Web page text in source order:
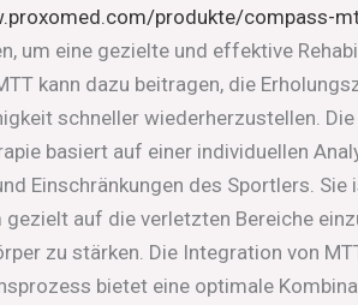
produkte/compass-
um eine gezielte und effektive
kann dazu beitragen, die
schneller wiederherzustellen.
basiert auf einer individuellen
Einschränkungen des Sportlers.
gezielt auf die verletzten Bereiche
zu stärken. Die Integration von
bietet eine optimale